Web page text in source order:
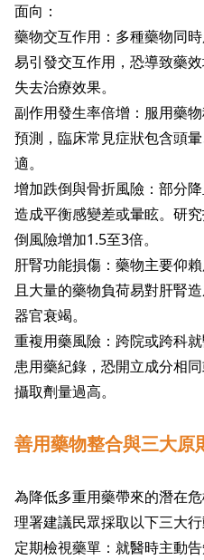
面向：
藥物交互作用：多種藥物同
易引發交互作用，恐導致藥
失去治療效果。
副作用發生率倍增：服用藥
預測，臨床常見症狀包含頭
適。
增加跌倒與骨折風險：部分
造成平衡感變差或暈眩。研
倒風險增加1.5至3倍。
肝腎功能損傷：藥物主要仰
且大量的藥物負荷易對肝腎
器官衰竭。
重複用藥風險：跨院或跨科
患用藥紀錄，恐開立成分相
攝取劑量過高。
善用藥物整合與三大
為降低多重用藥帶來的潛在
理署建議民眾採取以下三大行
定期檢視藥單：就醫時主動